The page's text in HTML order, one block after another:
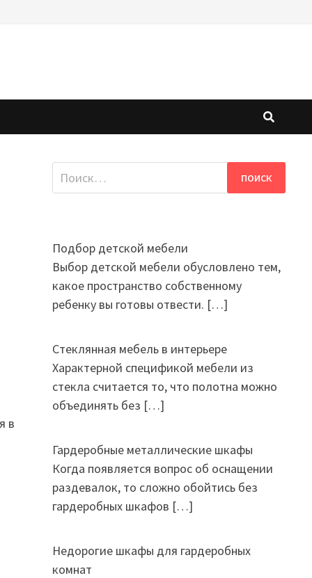
в
Найти:
Подбор детской мебели
Выбор детской мебели обусловлено тем,
какое пространство собственному
ребенку вы готовы отвести. […]
Стеклянная мебель в интерьере
Характерной спецификой мебели из
стекла считается то, что полотна можно
объединять без […]
Гардеробные металлические шкафы
Когда появляется вопрос об оснащении
раздевалок, то сложно обойтись без
гардеробных шкафов […]
Недорогие шкафы для гардеробных
комнат